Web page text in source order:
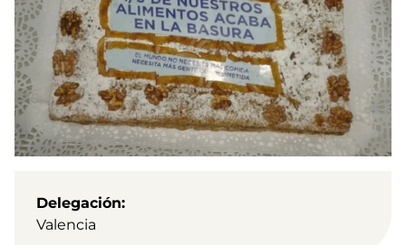
Delegación
Valencia